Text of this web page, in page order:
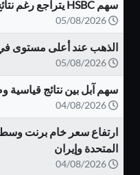
سهم HSBC يتراجع رغم نتائج قوية وسط موجة جني الأرباح
الذهب عند أعلى مستوى
سهم آبل بين نتائج
ارتفاع سعر خام برنت وسط
المتحدة وإيران